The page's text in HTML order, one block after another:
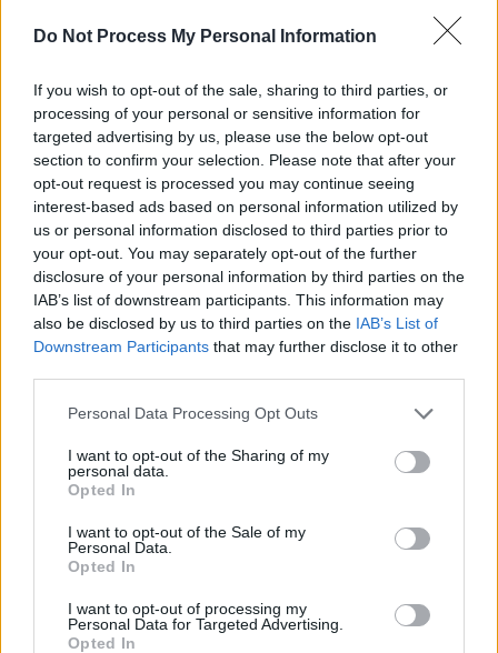
Do Not Process My Personal Information
If you wish to opt-out of the sale, sharing to third parties, or
processing of your personal or sensitive information for
targeted advertising by us, please use the below opt-out
section to confirm your selection. Please note that after your
opt-out request is processed you may continue seeing
interest-based ads based on personal information utilized by
us or personal information disclosed to third parties prior to
your opt-out. You may separately opt-out of the further
disclosure of your personal information by third parties on the
IAB’s list of downstream participants. This information may
also be disclosed by us to third parties on the IAB’s List of
Downstream Participants that may further disclose it to other
Personal Data Processing Opt Outs
I want to opt-out of the Sharing of my
personal data.
Opted In
I want to opt-out of the Sale of my
Personal Data.
Opted In
I want to opt-out of processing my
Personal Data for Targeted Advertising.
Opted In
POT (Gavrilă)
PACE (Peia)
Acțiunea Conservatoare (Târziu)
PDF (Lazarus)
PUSL (D. Voiculescu)
PNȚCD (Pavelescu)
PNCR (Terheș)
Partidul Patrioților (Surugiu)
FAR (Coarnă)
Altul
Arhiva sondajelor